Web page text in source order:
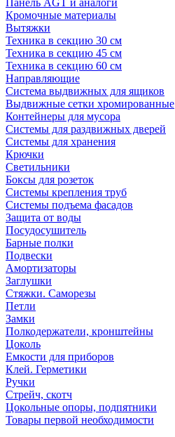
Панель AGT и аналоги
Кромочные материалы
Вытяжки
Техника в секцию 30 см
Техника в секцию 45 см
Техника в секцию 60 см
Направляющие
Система выдвижных для ящиков
Выдвижные сетки хромированные
Контейнеры для мусора
Системы для раздвижных дверей
Системы для хранения
Крючки
Светильники
Боксы для розеток
Системы крепления труб
Системы подъема фасадов
Защита от воды
Посудосушитель
Барные полки
Подвески
Амортизаторы
Заглушки
Стяжки. Саморезы
Петли
Замки
Полкодержатели, кронштейны
Цоколь
Емкости для приборов
Клей. Герметики
Ручки
Стрейч, скотч
Цокольные опоры, подпятники
Товары первой необходимости